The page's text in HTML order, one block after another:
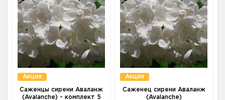
Акция
Саженцы сирени Аваланж
(Avalanche) - комплект 5
Акция
Саженец сирени Аваланж
(Avalanche)